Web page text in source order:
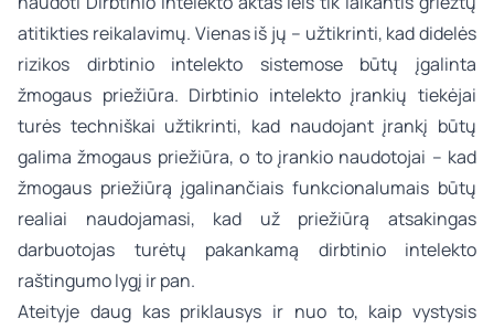
atitikties reikalavimų. Vienas iš jų – užtikrinti, kad didelės
rizikos dirbtinio intelekto sistemose būtų įgalinta
žmogaus priežiūra. Dirbtinio intelekto įrankių tiekėjai
turės techniškai užtikrinti, kad naudojant įrankį būtų
galima žmogaus priežiūra, o to įrankio naudotojai – kad
žmogaus priežiūrą įgalinančiais funkcionalumais būtų
realiai naudojamasi, kad už priežiūrą atsakingas
darbuotojas turėtų pakankamą dirbtinio intelekto
raštingumo lygį ir pan.
Ateityje daug kas priklausys ir nuo to, kaip vystysis